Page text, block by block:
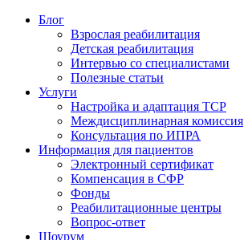
Блог
Взрослая реабилитация
Детская реабилитация
Интервью со специалистами
Полезные статьи
Услуги
Настройка и адаптация ТСР
Междисциплинарная комиссия
Консультация по ИПРА
Информация для пациентов
Электронный сертификат
Компенсация в СФР
Фонды
Реабилитационные центры
Вопрос-ответ
Шоурум